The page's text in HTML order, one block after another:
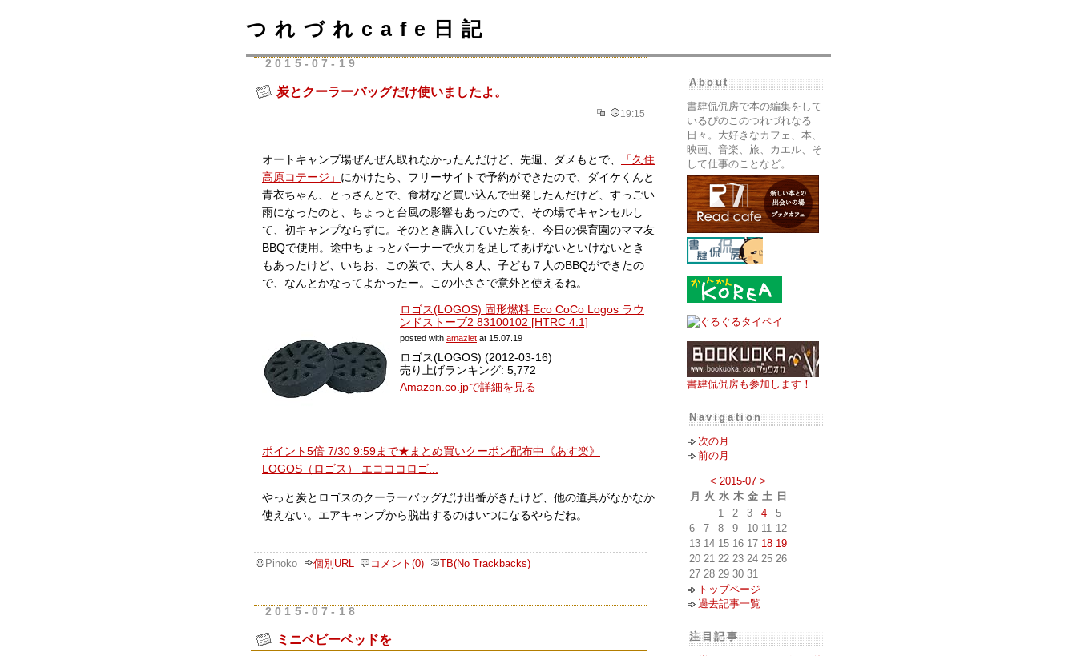
つれづれcafe日記
2015-07-19
炭とクーラーバッグだけ使いましたよ。
19:15
オートキャンプ場ぜんぜん取れなかったんだけど、先週、ダメもとで、
「久住
高原コテージ」 にかけたら、フリーサイトで予約ができたので、ダイケくんと
青衣ちゃん、とっさんとで、食材など買い込んで出発したんだけど、すっごい
雨になったのと、ちょっと台風の影響もあったので、その場でキャンセルし
て、初キャンプならずに。そのとき購入していた炭を、今日の保育園のママ友
BBQで使用。途中ちょっとバーナーで火力を足してあげないといけないとき
もあったけど、いちお、この炭で、大人８人、子ども７人のBBQができたの
で、なんとかなってよかったー。この小ささで意外と使えるね。
ロゴス(LOGOS) 固形燃料 Eco CoCo Logos ラウ
ンドストーブ2 83100102 [HTRC 4.1]
posted with amazlet at 15.07.19
ロゴス(LOGOS) (2012-03-16)
売り上げランキング: 5,772
Amazon.co.jpで詳細を見る
ポイント5倍 7/30 9:59まで★まとめ買いクーポン配布中《あす楽》
LOGOS（ロゴス） エコココロゴ...
やっと炭とロゴスのクーラーバッグだけ出番がきたけど、他の道具がなかなか
使えない。エアキャンプから脱出するのはいつになるやらだね。
Pinoko 個別URL コメント(0) TB(No Trackbacks)
2015-07-18
ミニベビーベッドを
About
書肆侃侃房で本の編集をして
いるぴのこのつれづれなる
日々。大好きなカフェ、本、
映画、音楽、旅、カエル、そ
して仕事のことなど。
書肆侃侃房も参加します！
Navigation
次の月
前の月
< 2015-07 >
月
火 水 木 金 土 日
1
2 3 4
5
6
7 8 9 10 11 12
13 14 15 16 17 18 19
20 21 22 23 24 25 26
27 28 29 30 31
トップページ
過去記事一覧
注目記事